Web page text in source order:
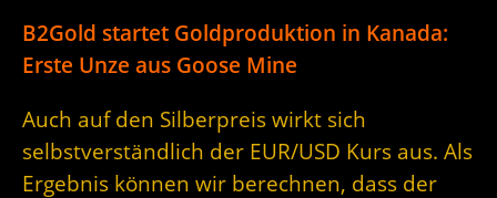
B2Gold startet Goldproduktion in Kanada:
Erste Unze aus Goose Mine
Auch auf den Silberpreis wirkt sich
selbstverständlich der EUR/USD Kurs aus. Als
Ergebnis können wir berechnen, dass der